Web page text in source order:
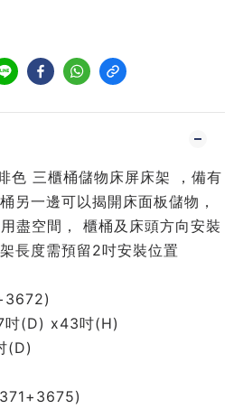
色 三櫃桶儲物床屏床架 ，備有
另一邊可以揭開床面板儲物，
盡空間， 櫃桶及床頭方向安裝
長度需預留2吋安裝位置
吋(D) x43吋(H)
(D)